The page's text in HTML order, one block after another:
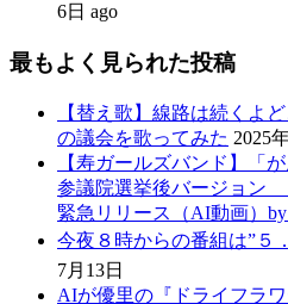
6日 ago
最もよく見られた投稿
【替え歌】線路は続くよ
の議会を歌ってみた 2025
【寿ガールズバンド】「
参議院選挙後バージョン
緊急リリース（AI動画）
今夜８時からの番組は”５
7月13日
AIが優里の『ドライフラ